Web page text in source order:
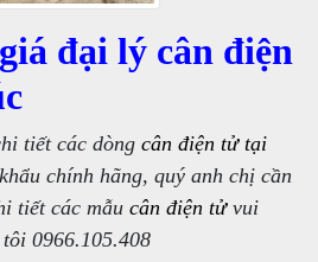
đại lý cân điện
tiết các dòng cân điện tử tại
chính hãng, quý anh chị cần
tiết các mẫu cân điện tửvui
0966.105.408